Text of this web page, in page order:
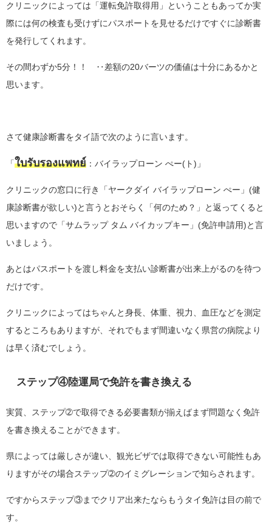
クリニックによっては「運転免許取得用」ということもあってか実
際には何の検査も受けずにパスポートを見せるだけですぐに診断書
を発行してくれます。
その間わずか5分！！ ‥差額の20バーツの価値は十分にあるかと
思います。
さて健康診断書をタイ語で次のように言います。
「ใบรับรองแพทย์ ：バイラップローン ぺー(ト)」
クリニックの窓口に行き「ヤークダイ バイラップローン ぺー」(健
康診断書が欲しい)と言うとおそらく「何のため？」と返ってくると
思いますので「サムラップ タム バイカップキー」(免許申請用)と言
いましょう。
あとはパスポートを渡し料金を支払い診断書が出来上がるのを待つ
だけです。
クリニックによってはちゃんと身長、体重、視力、血圧などを測定
するところもありますが、それでもまず間違いなく県営の病院より
は早く済むでしょう。
ステップ④陸運局で免許を書き換える
実質、ステップ➁で取得できる必要書類が揃えばまず問題なく免許
を書き換えることができます。
県によっては厳しさが違い、観光ビザでは取得できない可能性もあ
りますがその場合ステップ➁のイミグレーションで知らされます。
ですからステップ③までクリア出来たならもうタイ免許は目の前で
す。